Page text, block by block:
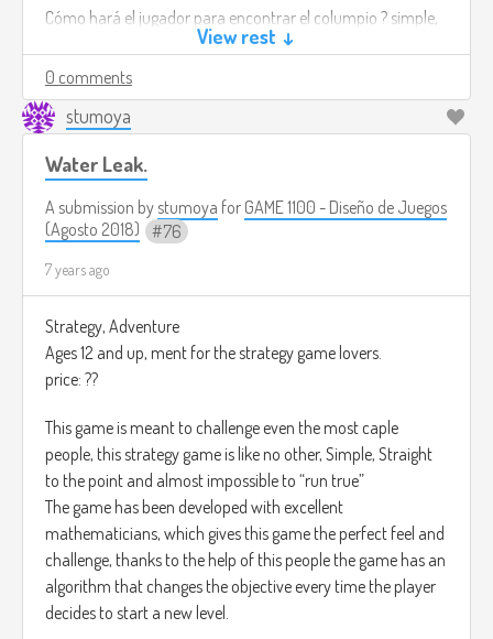
just use the stick.
Music in the game is simple and realistic, no background
music. only wind and the conversations that you will have
thru the game.
Cómo hará el jugador para encontrar el columpio ? simple,
con el sonido el objetivo del juego es hacer más sensible el
oído del jugador mediante ejercicios que se harán más
difíciles cada vez que el jugador pase al siguiente nivel.
decir causan miedo,
por ejemplo podemos estar escuchando un piano tocar en
el medio del salón, el juego contará con sonido 3D.
El jugador al final de la música tendrá que escoger de qué
dirección venía el sonido, Delante, Atrás, Izquierda, Derecha.
View rest ↓
0 comments
stumoya
Water Leak.
A submission bystumoya for GAME 1100 - Diseño de Juegos
(Agosto 2018)
76
7 years ago
Strategy, Adventure
Ages 12 and up, ment for the strategy game lovers.
price: ??
This game is meant to challenge even the most caple
people, this strategy game is like no other, Simple, Straight
to the point and almost impossible to “run true”
The game has been developed with excellent
mathematicians, which gives this game the perfect feel and
challenge, thanks to the help of this people the game has an
algorithm that changes the objective every time the player
decides to start a new level.